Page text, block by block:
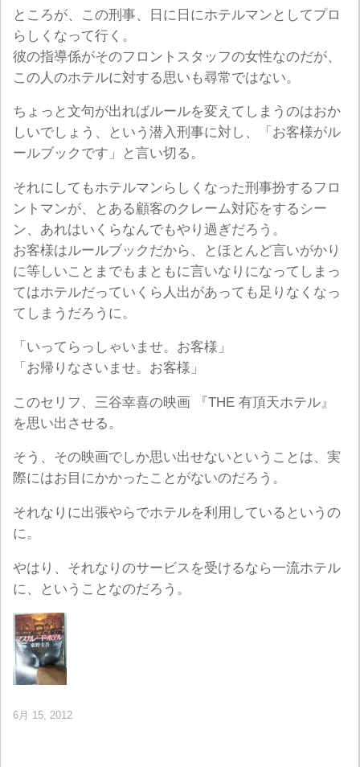
ところが、この刑事、日に日にホテルマンとしてプロ
らしくなって行く。
彼の指導係がそのフロントスタッフの女性なのだが、
この人のホテルに対する思いも尋常ではない。
ちょっと文句が出ればルールを変えてしまうのはおか
しいでしょう、という潜入刑事に対し、「お客様がル
ールブックです」と言い切る。
それにしてもホテルマンらしくなった刑事扮するフロ
ントマンが、とある顧客のクレーム対応をするシー
ン、あれはいくらなんでもやり過ぎだろう。
お客様はルールブックだから、とほとんど言いがかり
に等しいことまでもまともに言いなりになってしまっ
てはホテルだっていくら人出があっても足りなくなっ
てしまうだろうに。
「いってらっしゃいませ。お客様」
「お帰りなさいませ。お客様」
このセリフ、三谷幸喜の映画 『THE 有頂天ホテル』
を思い出させる。
そう、その映画でしか思い出せないということは、実
際にはお目にかかったことがないのだろう。
それなりに出張やらでホテルを利用しているというの
に。
やはり、それなりのサービスを受けるなら一流ホテル
に、ということなのだろう。
6月 15, 2012